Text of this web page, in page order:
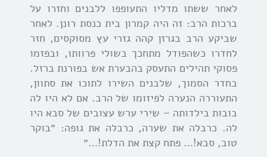
לאחר ששתו מדליו התעופפו ללבנים וחזרו על
ברכות הרב: זה היה קמרון בית כנסת רונן. לאחר
שביקע הרב בגרזן קהה גזרי עץ מסוקסים, חזר
לחדרו כשהפודל מתחכך בשולי פרוותו, ובפזמו
פסוקי תהילים התעסק בהבערת אש בפורנת ברזל.
בחדר הסמוך, שלבנים השירו לתוכו את סתוון,
התעוררה הנערה לפיזומו של הרב. אם לא היו לה
בובות בילדותה – שירי ערש עצובים של סבא היו
לה. כרבלה את שערה, כרבלה את גופה: ״בוקר
טוב, סבא!… פתח קצת את הדלת!…״